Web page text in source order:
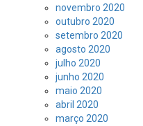
novembro 2020
outubro 2020
setembro 2020
agosto 2020
julho 2020
junho 2020
maio 2020
abril 2020
março 2020